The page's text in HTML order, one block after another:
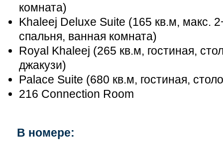
комната)
Khaleej Deluxe Suite (165 кв.м, макс.
спальня, ванная комната)
Royal Khaleej (265 кв.м, гостиная,
джакузи)
Palace Suite (680 кв.м, гостиная,
216 Connectiоn Room
В номере: